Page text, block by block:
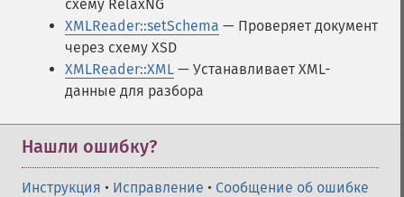
схему RelaxNG
XMLReader::setSchema — Проверяет документ
через схему XSD
XMLReader::XML — Устанавливает XML-
данные для разбора
Нашли ошибку?
Инструкция • Исправление • Сообщение об ошибке